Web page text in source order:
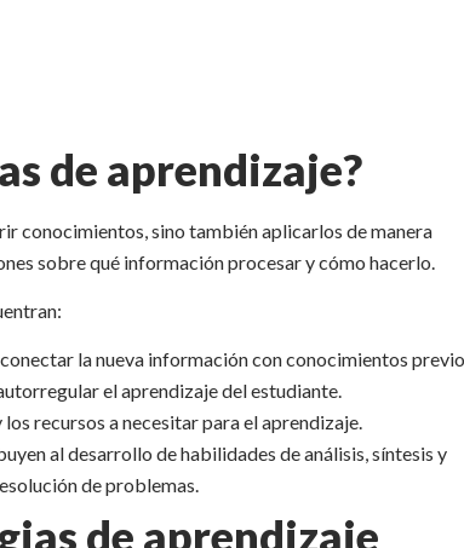
de aprendizaje?
conocimientos, sino también aplicarlos de manera
sobre qué información procesar y cómo hacerlo.
la nueva información con conocimientos
el aprendizaje del estudiante.
recursos a necesitar para el aprendizaje.
al desarrollo de habilidades de análisis, síntesis y
de problemas.
de aprendizaje